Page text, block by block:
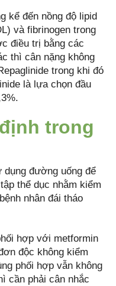
kể đến nồng độ lipid
và fibrinogen trong
điều trị bằng các
thì cân nặng không
trong khi đó
là lựa chọn đầu
trong
dụng đường uống để
thể dục nhằm kiểm
nhân đái tháo
hợp với metformin
độc không kiểm
phối hợp vẫn không
cần phải cân nhắc